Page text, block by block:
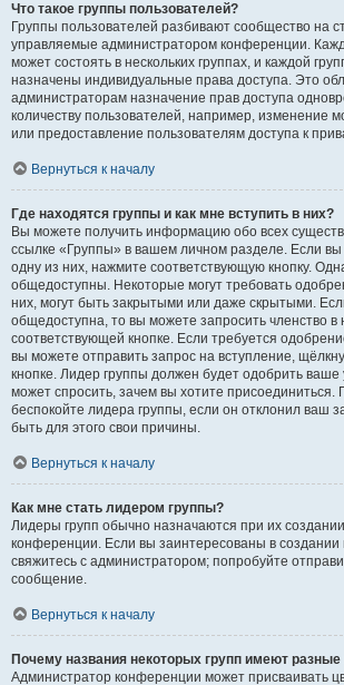
Что такое группы пользователей?
Группы пользователей разбивают сообщество на
управляемые администратором конференции.
может состоять в нескольких группах, и каждой
назначены индивидуальные права доступа. Это
администраторам назначение прав доступа
количеству пользователей, например, изменение
или предоставление пользователям доступа к
Вернуться к началу
Где находятся группы и как мне вступить в них?
Вы можете получить информацию обо всех
ссылке «Группы» в вашем личном разделе. Если вы
одну из них, нажмите соответствующую кнопку.
общедоступны. Некоторые могут требовать
них, могут быть закрытыми или даже скрытыми.
общедоступна, то вы можете запросить членство в
соответствующей кнопке. Если требуется
вы можете отправить запрос на вступление,
кнопке. Лидер группы должен будет одобрить ваше
может спросить, зачем вы хотите присоединиться.
беспокойте лидера группы, если он отклонил ваш
быть для этого свои причины.
Вернуться к началу
Как мне стать лидером группы?
Лидеры групп обычно назначаются при их
конференции. Если вы заинтересованы в создании
свяжитесь с администратором; попробуйте
сообщение.
Вернуться к началу
Почему названия некоторых групп имеют разные
Администратор конференции может присваивать